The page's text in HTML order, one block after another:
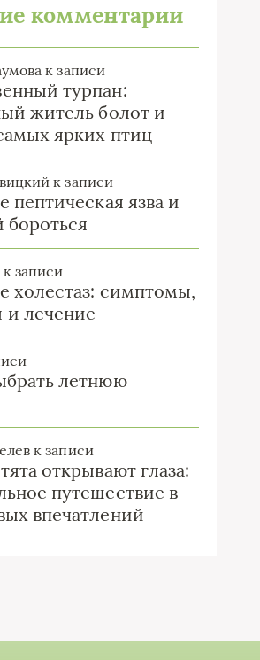
комментарии
к записи
турпан:
житель болот и
ярких птиц
к записи
пептическая язва и
бороться
к записи
холестаз: симптомы,
лечение
летнюю
к записи
открывают глаза:
путешествие в
впечатлений